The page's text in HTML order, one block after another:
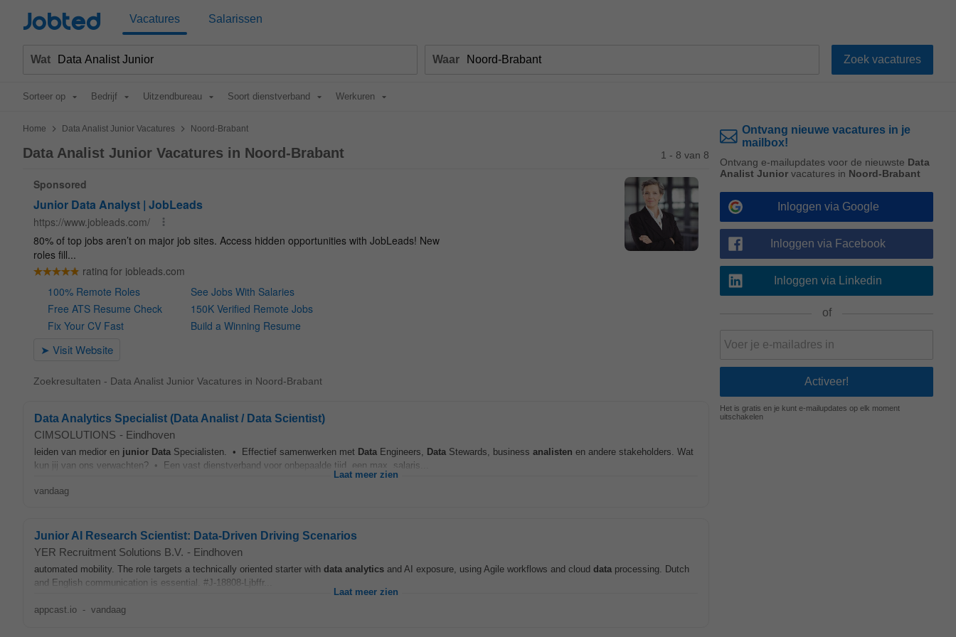
Jobted Vacatures Salarissen
Wat Waar
Sorteer op Bedrijf Uitzendbureau Soort dienstverband Werkuren
Home > Data Analist Junior Vacatures > Noord-Brabant
Data Analist Junior Vacatures in Noord-Brabant 1 - 8 van 8
Zoekresultaten - Data Analist Junior Vacatures in Noord-Brabant
Data Analytics Specialist (Data Analist / Data Scientist)
CIMSOLUTIONS - Eindhoven
leiden van medior en junior Data Specialisten. • Effectief samenwerken met Data Engineers, Data Stewards, business analisten en andere stakeholders. Wat
kun jij van ons verwachten? • Een vast dienstverband voor onbepaalde tijd, een max. salaris...
Laat meer zien
vandaag
Junior AI Research Scientist: Data-Driven Driving Scenarios
YER Recruitment Solutions B.V. - Eindhoven
automated mobility. The role targets a technically oriented starter with data analytics and AI exposure, using Agile workflows and cloud data processing. Dutch
and English communication is essential. #J-18808-Ljbffr...
Laat meer zien
appcast.io - vandaag
Ontvang nieuwe vacatures in je
mailbox!
Ontvang e-mailupdates voor de nieuwste Data
Analist Junior vacatures in Noord-Brabant
Inloggen via Google
Inloggen via Facebook
Inloggen via Linkedin
of
Het is gratis en je kunt e-mailupdates op elk moment
uitschakelen